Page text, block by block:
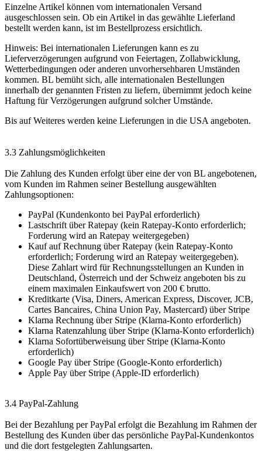
Einzelne Artikel können vom internationalen Versand
ausgeschlossen sein. Ob ein Artikel in das gewählte Lieferland
bestellt werden kann, ist im Bestellprozess ersichtlich.
Hinweis: Bei internationalen Lieferungen kann es zu
Lieferverzögerungen aufgrund von Feiertagen, Zollabwicklung,
Wetterbedingungen oder anderen unvorhersehbaren Umständen
kommen. BL bemüht sich, alle internationalen Bestellungen
innerhalb der genannten Fristen zu liefern, übernimmt jedoch keine
Haftung für Verzögerungen aufgrund solcher Umstände.
Bis auf Weiteres werden keine Lieferungen in die USA angeboten.
3.3 Zahlungsmöglichkeiten
Die Zahlung des Kunden erfolgt über eine der von BL angebotenen,
vom Kunden im Rahmen seiner Bestellung ausgewählten
Zahlungsoptionen:
PayPal (Kundenkonto bei PayPal erforderlich)
Lastschrift über Ratepay (kein Ratepay-Konto erforderlich;
Forderung wird an Ratepay weitergegeben)
Kauf auf Rechnung über Ratepay (kein Ratepay-Konto
erforderlich; Forderung wird an Ratepay weitergegeben).
Diese Zahlart wird für Rechnungsstellungen an Kunden in
Deutschland, Österreich und der Schweiz angeboten bis zu
einem maximalen Einkaufswert von 200 € brutto.
Kreditkarte (Visa, Diners, American Express, Discover, JCB,
Cartes Bancaires, China Union Pay, Mastercard) über Stripe
Klarna Rechnung über Stripe (Klarna-Konto erforderlich)
Klarna Ratenzahlung über Stripe (Klarna-Konto erforderlich)
Klarna Sofortüberweisung über Stripe (Klarna-Konto
erforderlich)
Google Pay über Stripe (Google-Konto erforderlich)
Apple Pay über Stripe (Apple-ID erforderlich)
3.4 PayPal-Zahlung
Bei der Bezahlung per PayPal erfolgt die Bezahlung im Rahmen der
Bestellung des Kunden über das persönliche PayPal-Kundenkontos
und die dort festgelegten Zahlungsarten.